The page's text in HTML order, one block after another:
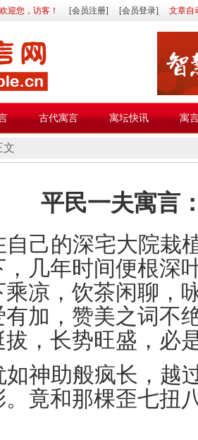
欢迎您，访客！ [会员注册] [会员登录] 文章自
古代寓言 寓坛快讯 寓
文
平民一夫寓言
自己的深宅大院栽
几年时间便根深
乘凉，饮茶闲聊，
加，赞美之词不
拔，长势旺盛，必
如神助般疯长，越
竟和那棵歪七扭